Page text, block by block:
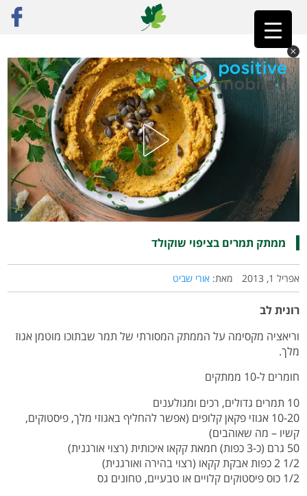
ראשי»רק מתכונים ממתק תמרים בציפוי שוקולד
ממתק תמרים בציפוי שוקולד
אפריל 1, 2013 מאת: אורי שביט
רונית לב
וריאציה מקסימה על הממתק המסורתי של תמר שבתוכו מוטמן אגוז
מלך.
חומרים ל-10 ממתקים
10 תמרים גדולים, רכים ומגולענים
10-20 אגוזי פקאן קלופים (אפשר להחליף באגוזי מלך, פיסטוקים,
קשיו – מה שאוהבים)
50 גרם (כ-3 כפות) חמאת קקאו איכותית (רצוי אורגנית)
1/2 2 כפות אבקת קקאו (רצוי בהירה ואורגנית)
1/2 כוס פיסטוקים קלויים או טבעיים, טחונים גס